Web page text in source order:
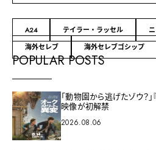
A24 テイラー・ラッセル
海外セレブ
海外セレブゴシップ
POPULAR POSTS
「動物園から逃げたゾウ？
映像が初解禁
2026.08.06